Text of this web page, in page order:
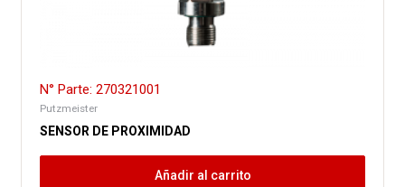
N° Parte: 270321001
Putzmeister
SENSOR DE PROXIMIDAD
Añadir al carrito